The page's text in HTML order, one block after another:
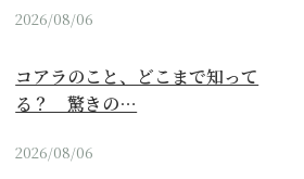
2026/08/06
コアラのこと、どこまで知って
る？ 驚きの…
2026/08/06